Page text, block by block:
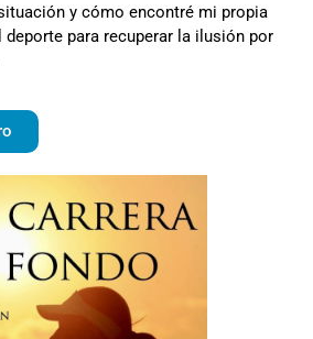
y cómo encontré mi propia
para recuperar la ilusión por